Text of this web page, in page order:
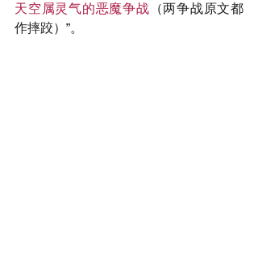
天空属灵气的恶魔争战 （两争战原文都
作摔跤）”。